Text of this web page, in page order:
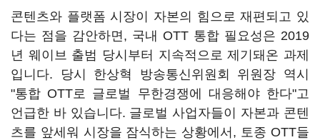
콘텐츠와 플랫폼 시장이 자본의 힘으로 재편되고 있
다는 점을 감안하면, 국내 OTT 통합 필요성은 2019
년 웨이브 출범 당시부터 지속적으로 제기돼온 과제
입니다. 당시 한상혁 방송통신위원회 위원장 역시
"통합 OTT로 글로벌 무한경쟁에 대응해야 한다"고
언급한 바 있습니다. 글로벌 사업자들이 자본과 콘텐
츠를 앞세워 시장을 잠식하는 상황에서, 토종 OTT들